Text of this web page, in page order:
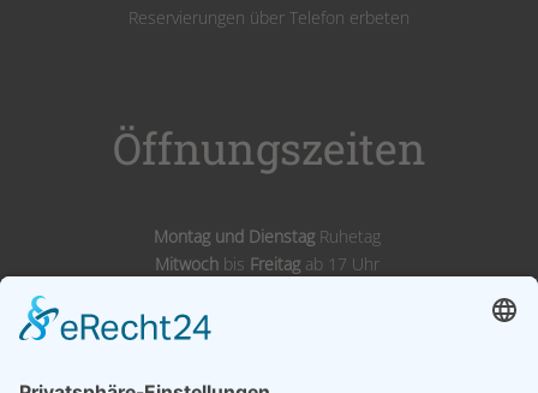
Reservierungen über Telefon erbeten
Öffnungszeiten
Montag und DienstagRuhetag
Mitwochbis Freitagab 17 Uhr